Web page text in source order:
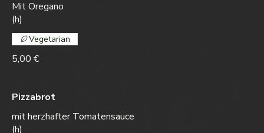
Mit Oregano
(h)
5,00 €
Vegetarian
Pizzabrot
mit herzhafter Tomatensauce
(h)